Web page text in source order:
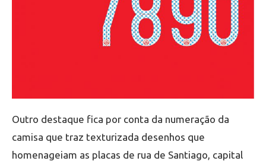
Outro destaque fica por conta da numeração da
camisa que traz texturizada desenhos que
homenageiam as placas de rua de Santiago, capital